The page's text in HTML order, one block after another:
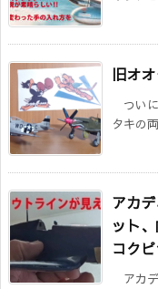
旧オ
つい
タキの
アカ
ット
コク
アカ